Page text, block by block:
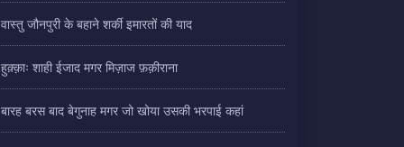
वास्तु जौनपुरी के बहाने शर्की इमारतों की याद
हुक़्क़ाः शाही ईजाद मगर मिज़ाज फ़क़ीराना
बारह बरस बाद बेगुनाह मगर जो खोया उसकी भरपाई कहां